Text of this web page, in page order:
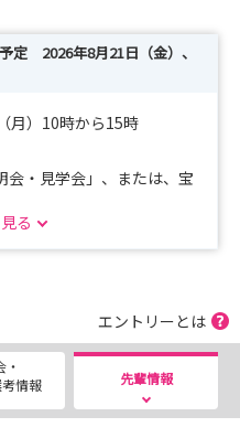
定 2026年8月21日（金）、
月）10時から15時
会・見学会」、または、宝
い。
internship/
る
エントリーとは
・
情報
先輩情報